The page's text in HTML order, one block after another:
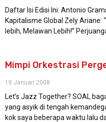
Daftar Isi Edisi Ini: Antonio
Kapitalisme Global Zely Ariane:
lebih, Melawan Lebih!”
Mimpi Orkestrasi
18 Januari 2008
Let’s Jazz Together? SOAL
yang asyik di tengah
kok saya beberapa waktu lalu